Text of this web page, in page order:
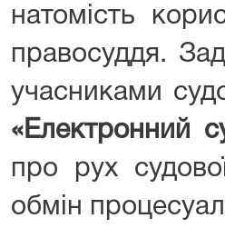
натомість
правосуддя.
учасниками
«Електронний
про рух
обмін